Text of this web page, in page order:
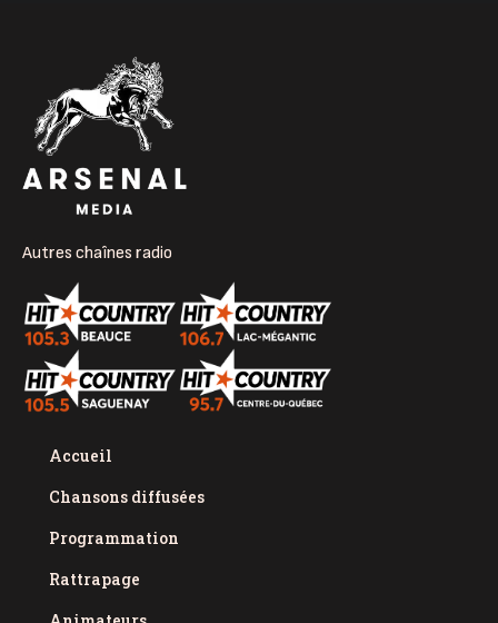
Autres chaînes radio
Accueil
Chansons diffusées
Programmation
Rattrapage